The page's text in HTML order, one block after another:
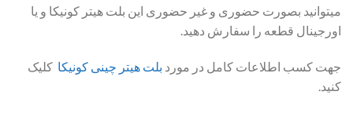
میتوانید بصورت حضوری و غیر حضوری این بلت هیتر کونیکا و یا
اورجینال قطعه را سفارش دهید.
جهت کسب اطلاعات کامل در مورد بلت هیتر چینی کونیکا کلیک
کنید.